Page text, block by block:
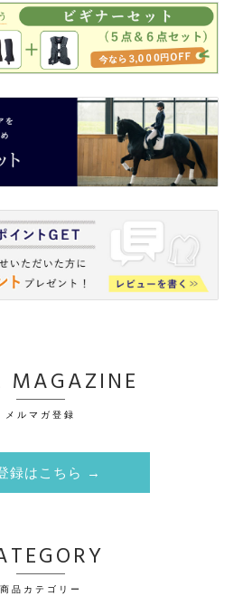
MAGAZINE
メルマガ登録
録はこちら →
商品カテゴリー